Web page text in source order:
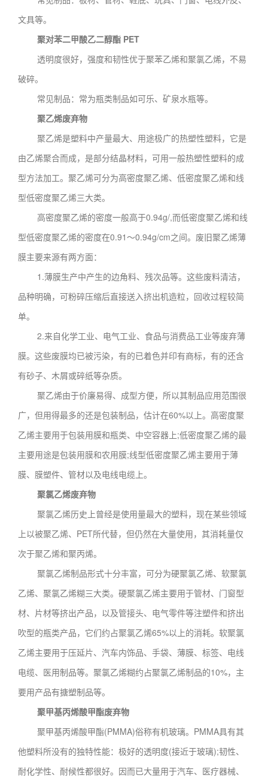
文具等。
聚对苯二甲酸乙二醇酯 PET
透明度很好，强度和韧性优于聚苯乙烯和聚氯乙烯，不易
破碎。
常见制品：常为瓶类制品如可乐、矿泉水瓶等。
聚乙烯废弃物
聚乙烯是塑料中产量最大、用途极广的热塑性塑料，它是
由乙烯聚合而成，是部分结晶材料，可用一般热塑性塑料的成
型方法加工。聚乙烯可分为高密度聚乙烯、低密度聚乙烯和线
型低密度聚乙烯三大类。
高密度聚乙烯的密度一般高于0.94g/,而低密度聚乙烯和线
型低密度聚乙烯的密度在0.91～0.94g/cm之间。废旧聚乙烯薄
膜主要来源有两方面：
1.薄膜生产中产生的边角料、残次品等。这些废料清洁，
品种明确，可粉碎压缩后直接送入挤出机造粒，回收过程较简
单。
2.来自化学工业、电气工业、食品与消费品工业等废弃薄
膜。这些废膜均已被污染，有的已着色并印有商标，有的还含
有砂子、木屑或碎纸等杂质。
聚乙烯由于价廉易得、成型方便，所以其制品应用范围很
广，但用得最多的还是包装制品，估计在60%以上。高密度聚
乙烯主要用于包装用膜和瓶类、中空容器上;低密度聚乙烯的最
主要用途是包装用膜和农用膜;线型低密度聚乙烯主要用于薄
膜、膜塑件、管材以及电线电缆上。
聚氯乙烯废弃物
聚氯乙烯历史上曾经是使用量最大的塑料，现在某些领域
上以被聚乙烯、PET所代替，但仍然在大量使用，其消耗量仅
次于聚乙烯和聚丙烯。
聚氯乙烯制品形式十分丰富，可分为硬聚氯乙烯、软聚氯
乙烯、聚氯乙烯糊三大类。硬聚氯乙烯主要用于管材、门窗型
材、片材等挤出产品，以及管接头、电气零件等注塑件和挤出
吹型的瓶类产品，它们约占聚氯乙烯65%以上的消耗。软聚氯
乙烯主要用于压延片、汽车内饰品、手袋、薄膜、标签、电线
电缆、医用制品等。聚氯乙烯糊约占聚氯乙烯制品的10%，主
要用产品有搪塑制品等。
聚甲基丙烯酸甲酯废弃物
聚甲基丙烯酸甲酯(PMMA)俗称有机玻璃。PMMA具有其
他塑料所没有的独特性能：极好的透明度(接近于玻璃);韧性、
耐化学性、耐候性都很好。因而已大量用于汽车、医疗器械、